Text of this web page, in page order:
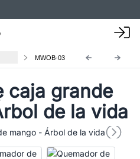
MWOB-03
caja grande
de la vida